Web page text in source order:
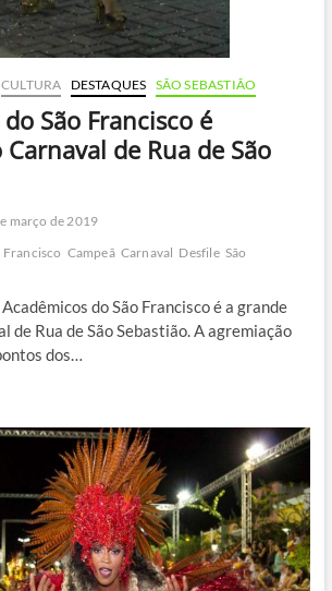
CULTURA DESTAQUES SÃO SEBASTIÃO
São Francisco é
de Rua de São
março de 2019
Francisco Campeã Carnaval Desfile São
do São Francisco é a grande
de Rua de São Sebastião. A agremiação
dos…